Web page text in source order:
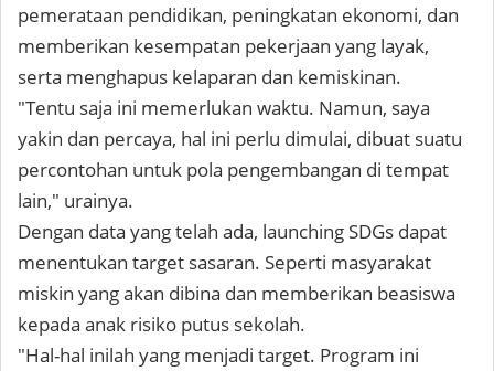
pemerataan pendidikan, peningkatan ekonomi, dan
memberikan kesempatan pekerjaan yang layak,
serta menghapus kelaparan dan kemiskinan.
"Tentu saja ini memerlukan waktu. Namun, saya
yakin dan percaya, hal ini perlu dimulai, dibuat suatu
percontohan untuk pola pengembangan di tempat
lain," urainya.
Dengan data yang telah ada, launching SDGs dapat
menentukan target sasaran. Seperti masyarakat
miskin yang akan dibina dan memberikan beasiswa
kepada anak risiko putus sekolah.
"Hal-hal inilah yang menjadi target. Program ini